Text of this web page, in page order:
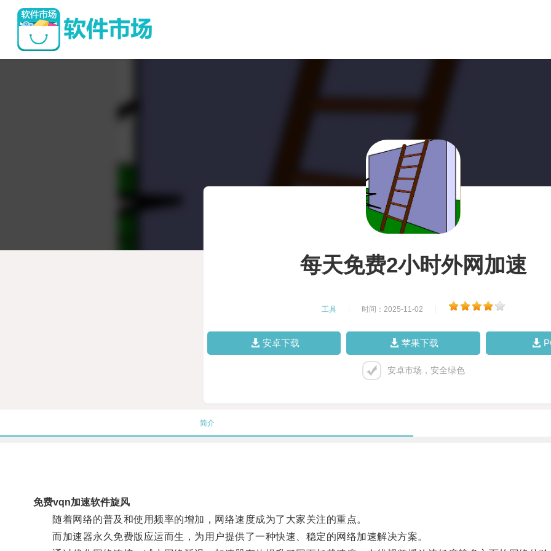
每天免费2小时外网加速
工具 时间：2025-11-02
安卓下载 苹果下载
安卓市场，安全绿色
简介
免费vqn加速软件旋风
随着网络的普及和使用频率的增加，网络速度成为了大家关注的重点。
而加速器永久免费版应运而生，为用户提供了一种快速、稳定的网络加速解决方案。